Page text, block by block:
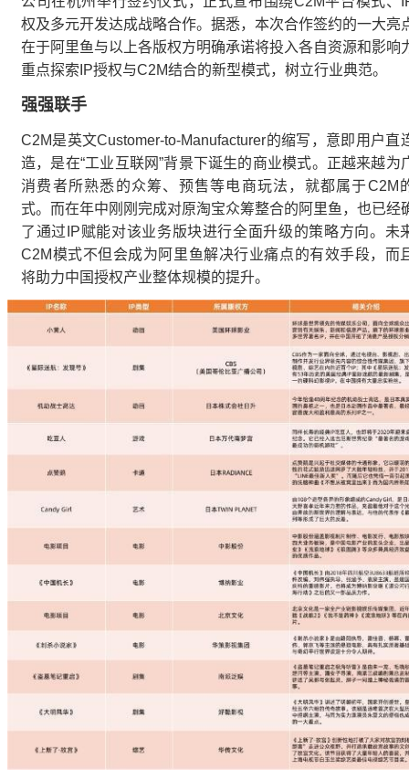
权及多元开发达成战略合作。据悉，本次合作签约的一大亮
在于阿里鱼与以上各版权方明确承诺将投入各自资源和影响
重点探索IP授权与C2M结合的新型模式，树立行业典范。
强强联手
C2M是英文Customer-to-Manufacturer的缩写，意即用户直
造，是在“工业互联网”背景下诞生的商业模式。正越来越为
消费者所熟悉的众筹、预售等电商玩法，就都属于C2M
式。而在年中刚刚完成对原淘宝众筹整合的阿里鱼，也已经
了通过IP赋能对该业务版块进行全面升级的策略方向。未
C2M模式不但会成为阿里鱼解决行业痛点的有效手段，而
将助力中国授权产业整体规模的提升。